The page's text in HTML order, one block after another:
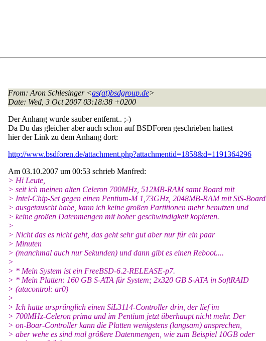
From: Aron Schlesinger <as(at)bsdgroup.de>
Date: Wed, 3 Oct 2007 03:18:38 +0200
Der Anhang wurde sauber entfernt.. ;-)
Da Du das gleicher aber auch schon auf BSDForen geschrieben hattest
hier der Link zu dem Anhang dort:
http://www.bsdforen.de/attachment.php?attachmentid=1858&d=1191364296
Am 03.10.2007 um 00:53 schrieb Manfred:
> Hi Leute,
> seit ich meinen alten Celeron 700MHz, 512MB-RAM samt Board mit
> Intel-Chip-Set gegen einen Pentium-M 1,73GHz, 2048MB-RAM mit SiS-Board
> ausgetauscht habe, kann ich keine großen Partitionen mehr benutzen und
> keine großen Datenmengen mit hoher geschwindigkeit kopieren.
>
> Nicht das es nicht geht, das geht sehr gut aber nur für ein paar
> Minuten
> (manchmal auch nur Sekunden) und dann gibt es einen Reboot....
>
> * Mein System ist ein FreeBSD-6.2-RELEASE-p7.
> * Mein Platten: 160 GB S-ATA für System; 2x320 GB S-ATA in SoftRAID
> (atacontrol: ar0)
>
> Ich hatte ursprünglich einen SiL3114-Controller drin, der lief im
> 700MHz-Celeron prima und im Pentium jetzt überhaupt nicht mehr. Der
> on-Boar-Controller kann die Platten wenigstens (langsam) ansprechen,
> aber wehe es sind mal größere Datenmengen, wie zum Beispiel 10GB oder